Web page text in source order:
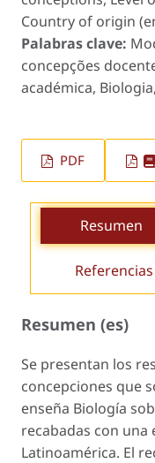
Country of origin
Palabras clave:
concepções
académica,
PDF
Resumen
Referencias
Resumen (es)
Se presentan los
concepciones que
enseña Biología
recabadas con una
Latinoamérica. El